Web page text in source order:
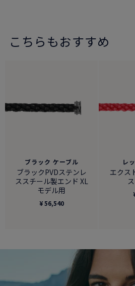
こちらもおすすめ
ブラック ケーブル
ブラックPVDステンレ
ススチール製エンド XL
モデル用
¥ 56,540
レ
エクス